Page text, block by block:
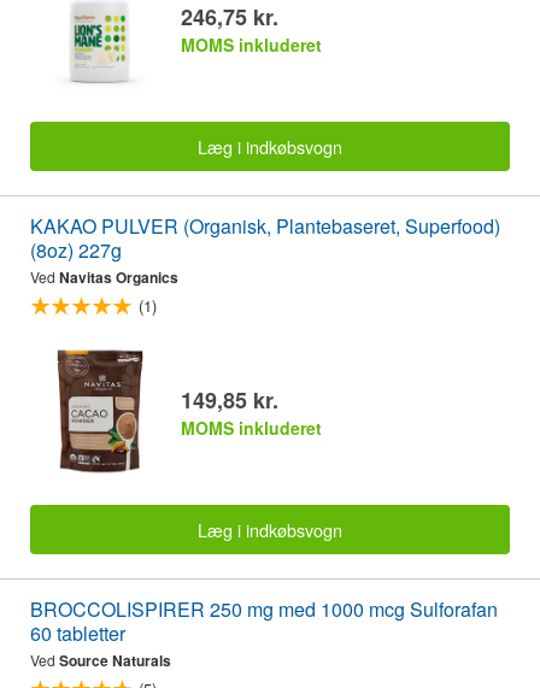
246,75 kr.
MOMS inkluderet
Læg i indkøbsvogn
KAKAO PULVER (Organisk, Plantebaseret, Superfood)
(8oz) 227g
Ved Navitas Organics
(1)
149,85 kr.
MOMS inkluderet
Læg i indkøbsvogn
BROCCOLISPIRER 250 mg med 1000 mcg Sulforafan
60 tabletter
Ved Source Naturals